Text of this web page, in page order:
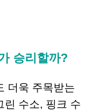
승리할까?
더욱 주목받는
린 수소, 핑크 수